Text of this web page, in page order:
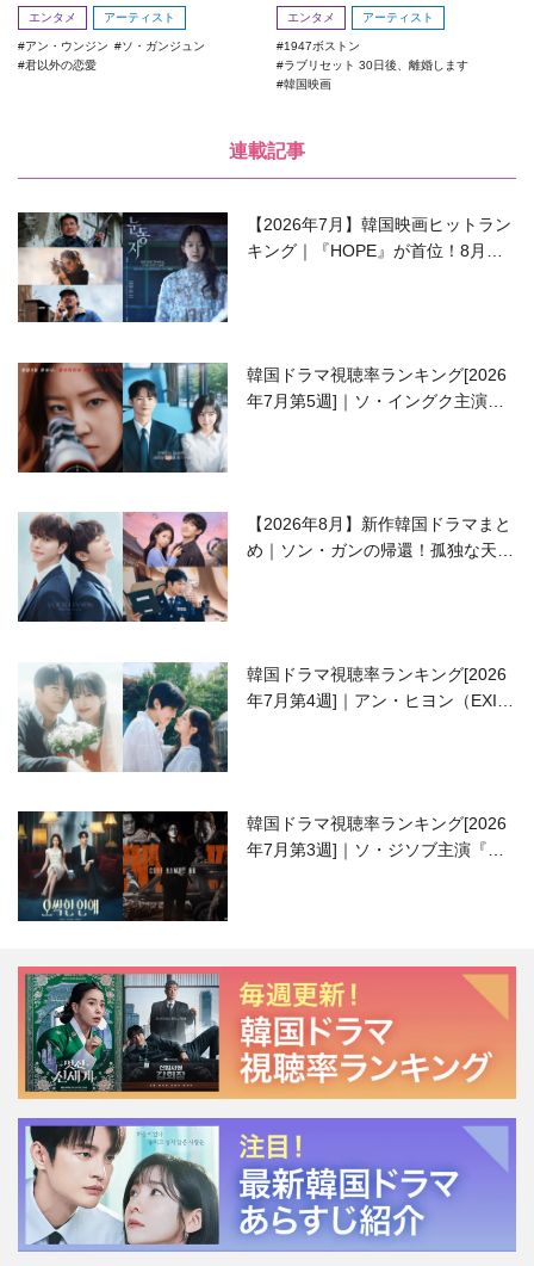
エンタメ アーティスト
アン・ウンジン
ソ・ガンジュン
君以外の恋愛
エンタメ アーティスト
1947ボストン
ラブリセット 30日後、離婚します
韓国映画
連載記事
【2026年7月】韓国映画ヒットラン
キング｜『HOPE』が首位！8月公
韓国ドラマ視聴率ランキング[2026
年7月第5週]｜ソ・イングク主演の
【2026年8月】新作韓国ドラマまと
め｜ソン・ガンの帰還！孤独な天才
韓国ドラマ視聴率ランキング[2026
年7月第4週]｜アン・ヒヨン（EXID
韓国ドラマ視聴率ランキング[2026
年7月第3週]｜ソ・ジソブ主演『エ